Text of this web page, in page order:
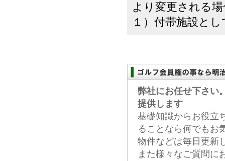
より変更される
１）付帯施設と
弊社にお任せ下さい
提供します
基礎知識からお役立
ることなら何でもお
物件などは毎日更新
また様々なご質問に